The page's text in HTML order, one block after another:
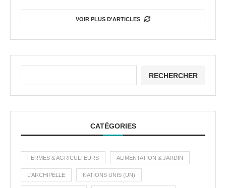
VOIR PLUS D'ARTICLES
RECHERCHER
CATÉGORIES
FERMES & AGRICULTEURS ALIMENTATION & JARDIN
L'ARCHIPELLE NATIONS UNIS (UN)